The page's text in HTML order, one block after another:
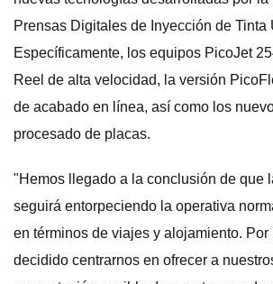
Prensas Digitales de Inyección de Tinta
Específicamente, los equipos PicoJet
Reel de alta velocidad, la versión
de acabado en línea, así como los
procesado de placas.
"Hemos llegado a la conclusión de que
seguirá entorpeciendo la operativa
en términos de viajes y alojamiento. Por
decidido centrarnos en ofrecer a